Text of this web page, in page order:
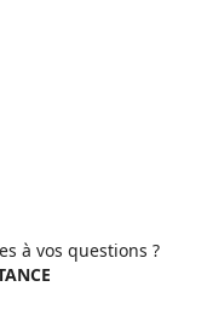
à vos questions ?